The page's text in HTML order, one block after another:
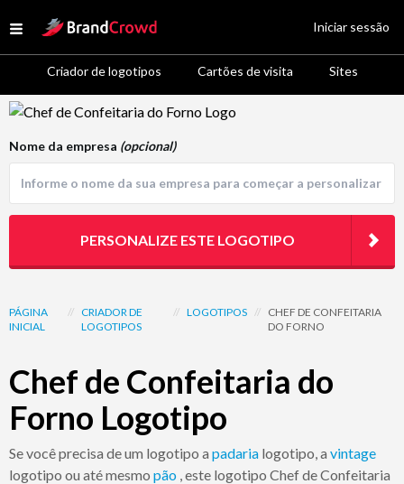
Open menu
Site Logo
Criador de logotipos Cartões de visita Sites
Iniciar sessão
Logo Template Preview
PÁGINA
INICIAL
// CRIADOR DE
LOGOTIPOS
// LOGOTIPOS // CHEF DE CONFEITARIA
DO FORNO
Chef de Confeitaria do
Forno Logotipo
Se você precisa de um logotipo a padaria logotipo, a vintage
logotipo ou até mesmo pão , este logotipo Chef de Confeitaria
Nome da empresa (opcional)
PERSONALIZE ESTE LOGOTIPO